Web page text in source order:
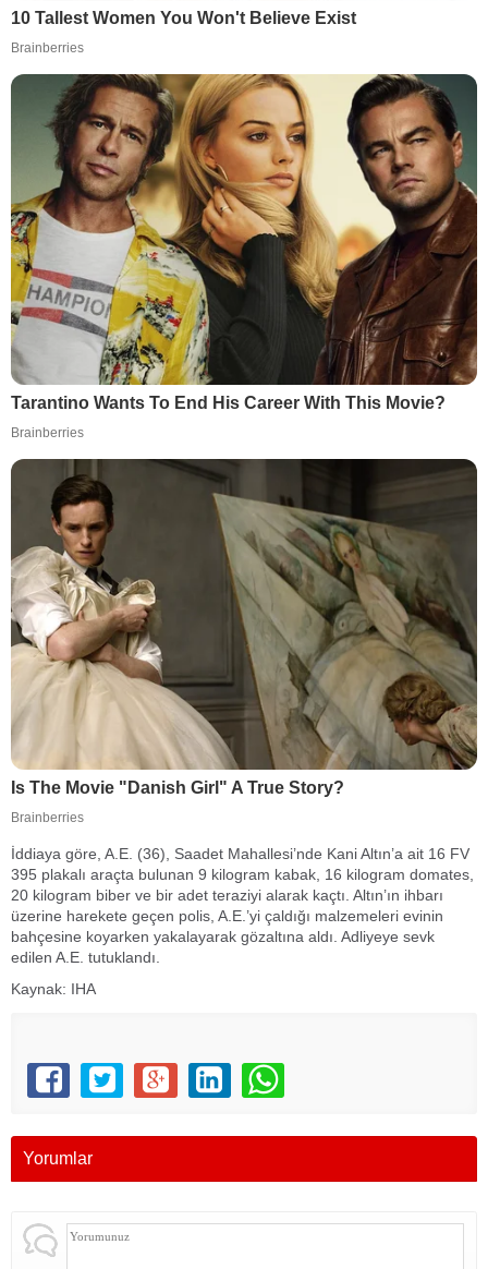
İddiaya göre, A.E. (36), Saadet Mahallesi’nde Kani Altın’a ait 16 FV
395 plakalı araçta bulunan 9 kilogram kabak, 16 kilogram domates,
20 kilogram biber ve bir adet teraziyi alarak kaçtı. Altın’ın ihbarı
üzerine harekete geçen polis, A.E.’yi çaldığı malzemeleri evinin
bahçesine koyarken yakalayarak gözaltına aldı. Adliyeye sevk
edilen A.E. tutuklandı.
Kaynak: IHA
Yorumlar